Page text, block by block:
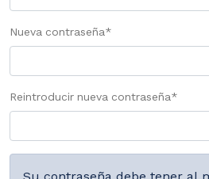
Nueva contraseña*
Reintroducir nueva contraseña*